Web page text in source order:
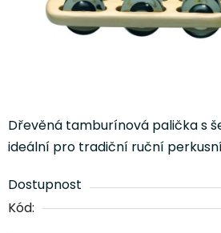
Dřevěná tamburínová palička s
ideální pro tradiční ruční
Dostupnost
Kód: